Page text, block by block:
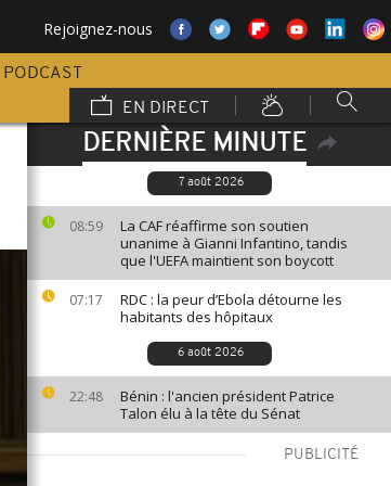
Rejoignez-nous
PODCAST
EN DIRECT
DERNIÈRE MINUTE
7 août 2026
08:59
La CAF réaffirme son soutien
unanime à Gianni Infantino, tandis
que l'UEFA maintient son boycott
07:17
RDC : la peur d’Ebola détourne les
habitants des hôpitaux
6 août 2026
22:48
Bénin : l'ancien président Patrice
Talon élu à la tête du Sénat
PUBLICITÉ